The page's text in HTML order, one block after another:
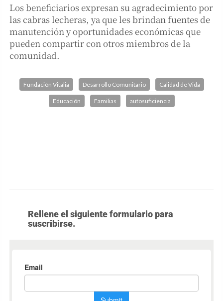
Los beneficiarios expresan su agradecimiento por
las cabras lecheras, ya que les brindan fuentes de
manutención y oportunidades económicas que
pueden compartir con otros miembros de la
comunidad.
Fundación Vitalia Desarrollo Comunitario Calidad de Vida
Educación Familias autosuficiencia
Rellene el siguiente formulario para
suscribirse.